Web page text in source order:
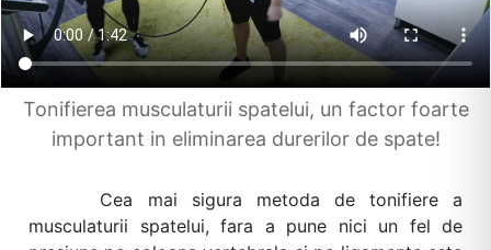
Tonifierea musculaturii spatelui, un factor foarte
important in eliminarea durerilor de spate!
Cea mai sigura metoda de tonifiere a
musculaturii spatelui, fara a pune nici un fel de